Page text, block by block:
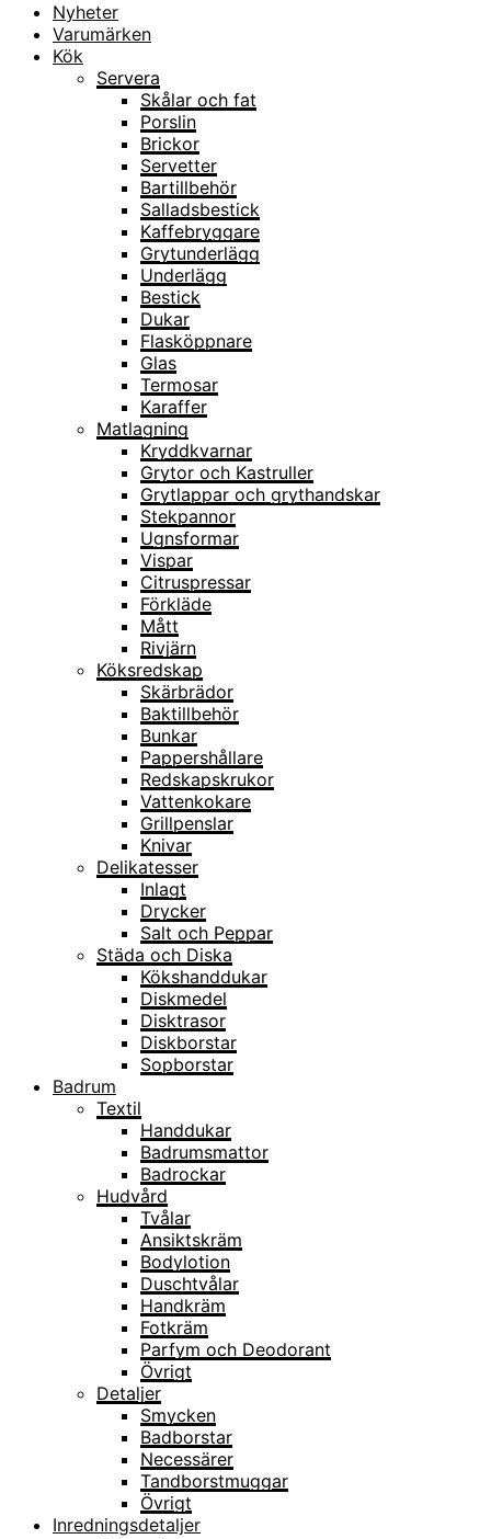
Nyheter
Varumärken
Kök
Servera
Skålar och fat
Porslin
Brickor
Servetter
Bartillbehör
Salladsbestick
Kaffebryggare
Grytunderlägg
Underlägg
Bestick
Dukar
Flasköppnare
Glas
Termosar
Karaffer
Matlagning
Kryddkvarnar
Grytor och Kastruller
Grytlappar och grythandskar
Stekpannor
Ugnsformar
Vispar
Citruspressar
Förkläde
Mått
Rivjärn
Köksredskap
Skärbrädor
Baktillbehör
Bunkar
Pappershållare
Redskapskrukor
Vattenkokare
Grillpenslar
Knivar
Delikatesser
Inlagt
Drycker
Salt och Peppar
Städa och Diska
Kökshanddukar
Diskmedel
Disktrasor
Diskborstar
Sopborstar
Badrum
Textil
Handdukar
Badrumsmattor
Badrockar
Hudvård
Tvålar
Ansiktskräm
Bodylotion
Duschtvålar
Handkräm
Fotkräm
Parfym och Deodorant
Övrigt
Detaljer
Smycken
Badborstar
Necessärer
Tandborstmuggar
Övrigt
Inredningsdetaljer